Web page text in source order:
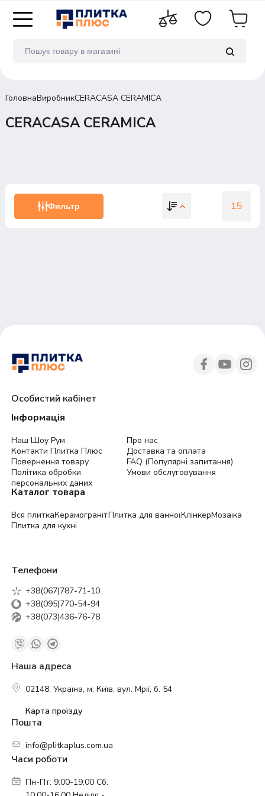
ГоловнаВиробникCERACASA CERAMICA
CERACASA CERAMICA
Фильтр 15
Особистий кабінет
Інформація
Наш Шоу Рум
Про нас
Контакти Плитка Плюс
Доставка та оплата
Повернення товару
FAQ (Популярні запитання)
Політика обробки
персональних даних
Умови обслуговування
Каталог товара
Вся плиткаКерамогранітПлитка для ванноїКлінкерМозаїка
Плитка для кухні
Телефони
+38(067)787-71-10
+38(095)770-54-94
+38(073)436-76-78
Наша адреса
02148, Україна, м. Київ, вул. Мрії, б. 54
Карта проїзду
Пошта
info@plitkaplus.com.ua
Часи роботи
Пн-Пт: 9:00-19:00 Сб: